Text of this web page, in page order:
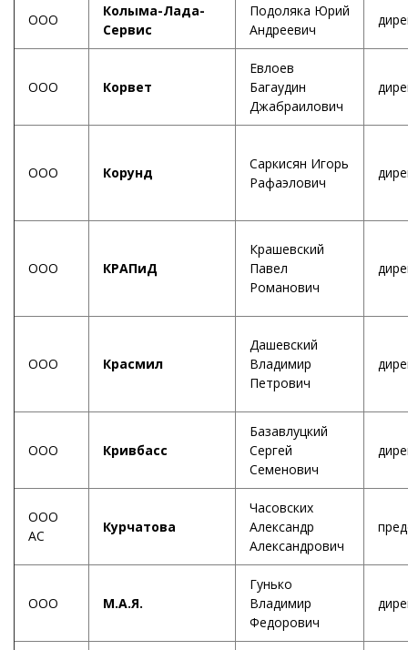
ООО
Колыма-Лада-
Сервис
Подоляка Юрий
Андреевич
ООО Корвет
Евлоев
Багаудин
Джабраилович
ООО Корунд
Саркисян Игорь
Рафаэлович
ООО КРАПиД
Крашевский
Павел
Романович
ООО Красмил
Дашевский
Владимир
Петрович
ООО Кривбасс
Базавлуцкий
Сергей
Семенович
ООО
АС
Курчатова
Часовских
Александр
Александрович
ООО М.А.Я.
Гунько
Владимир
Федорович